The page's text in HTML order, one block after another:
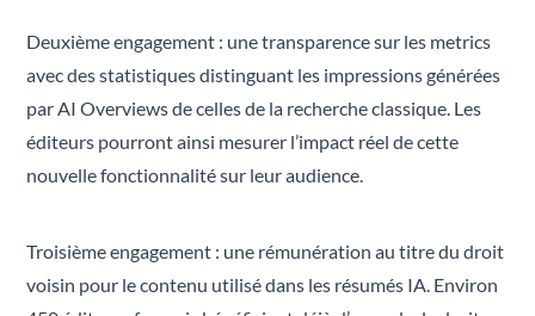
Deuxième engagement : une transparence sur les metrics
avec des statistiques distinguant les impressions générées
par AI Overviews de celles de la recherche classique. Les
éditeurs pourront ainsi mesurer l’impact réel de cette
nouvelle fonctionnalité sur leur audience.
Troisième engagement : une rémunération au titre du droit
voisin pour le contenu utilisé dans les résumés IA. Environ